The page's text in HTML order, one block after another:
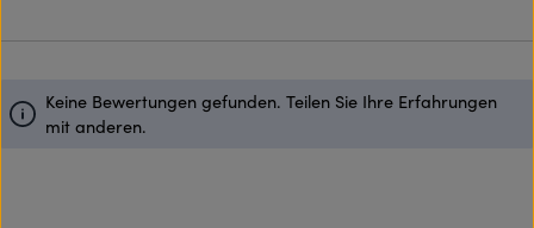
Keine Bewertungen gefunden. Teilen Sie Ihre Erfahrungen
mit anderen.